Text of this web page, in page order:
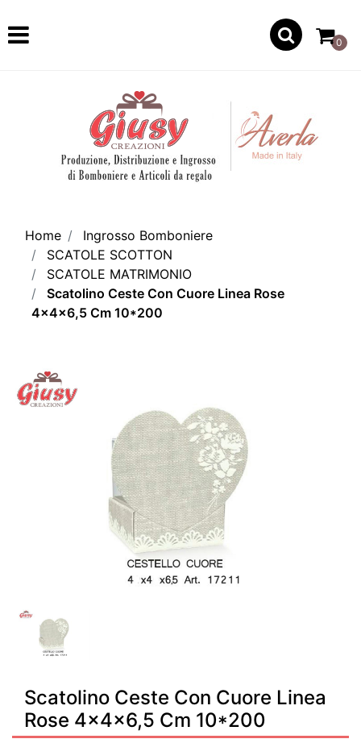
Open
0
Home
Ingrosso Bomboniere
SCATOLE SCOTTON
SCATOLE MATRIMONIO
Scatolino Ceste Con Cuore Linea Rose
4x4x6,5 Cm 10*200
Scatolino Ceste Con Cuore Linea
Rose 4x4x6,5 Cm 10*200